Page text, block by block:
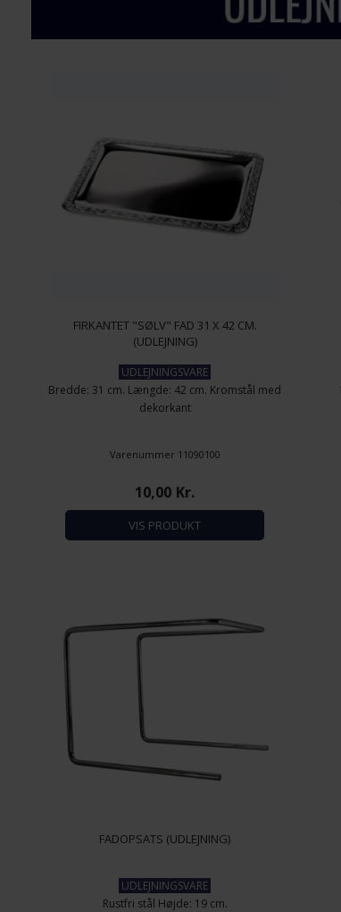
FIRKANTET "SØLV" FAD 31 X 42 CM.
(UDLEJNING)
UDLEJNINGSVARE
Bredde: 31 cm. Længde: 42 cm. Kromstål med
dekorkant
Varenummer 11090100
10,00 Kr.
VIS PRODUKT
FADOPSATS (UDLEJNING)
UDLEJNINGSVARE
Rustfri stål Højde: 19 cm.